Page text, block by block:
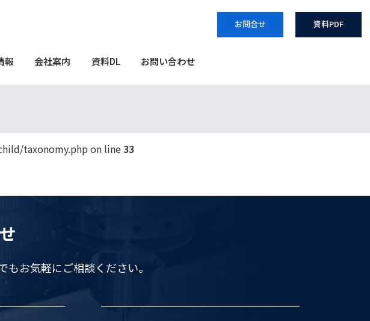
報 会社案内 資料DL お問い合わせ
お問合せ 資料PDF
taxonomy.php on line33
もお気軽にご相談ください。